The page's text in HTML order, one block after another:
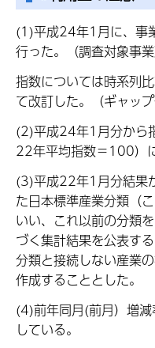
(1)平成24年1月に、事
行った。（調査対象事業
指数については時系列
て改訂した。（ギャップ
(2)平成24年1月分から
22年平均指数＝100）
(3)平成22年1月分結果
た日本標準産業分類（
いい、これ以前の分類
づく集計結果を公表す
分類と接続しない産業
作成することとした。
(4)前年同月(前月）増
している。